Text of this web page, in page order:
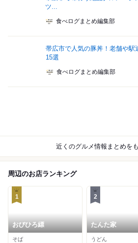
ツ...
食べログまとめ編集部
帯広市で人気の豚丼！老舗や駅
15選
食べログまとめ編集部
近くのグルメ情報まとめを
周辺のお店ランキング
1
おびひろ縹
そば
2
たんた家
うどん